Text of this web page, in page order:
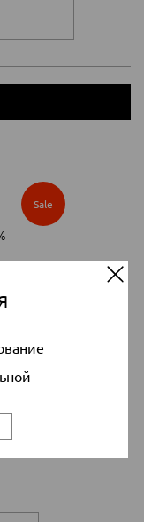
Sale